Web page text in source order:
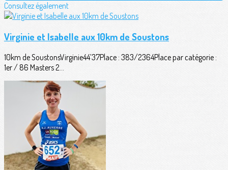
Consultez également
Virginie et Isabelle aux 10km de Soustons
10km de SoustonsVirginie44’37Place : 383/2364Place par catégorie :
1er / 86 Masters 2...